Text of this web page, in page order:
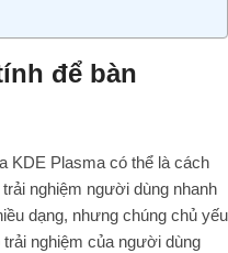
để bàn
KDE Plasma có thể là cách
nghiệm người dùng nhanh
dạng, nhưng chúng chủ yếu
nghiệm của người dùng